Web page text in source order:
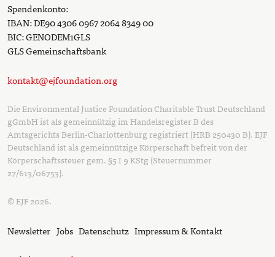
Spendenkonto:
IBAN: DE90 4306 0967 2064 8349 00
BIC: GENODEM1GLS
GLS Gemeinschaftsbank
kontakt@ejfoundation.org
Die Environmental Justice Foundation Charitable Trust Deutschland
gGmbH ist als gemeinnützig im Handelsregister B des
Amtsgerichts Berlin-Charlottenburg registriert (HRB 250430 B). EJF
Deutschland ist als gemeinnützige Körperschaft befreit von der
Körperschaftssteuer gem. §5 I 9 KStg (Steuernummer
27/613/06753).
© EJF 2026.
Newsletter Jobs Datenschutz Impressum & Kontakt